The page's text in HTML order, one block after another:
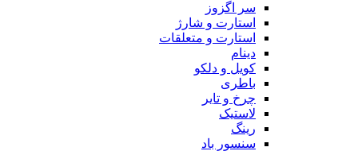
سر اگزوز
استارت و شارژ
استارت و متعلقات
دینام
کویل و دلکو
باطری
چرخ و تایر
لاستیک
رینگ
سنسور باد